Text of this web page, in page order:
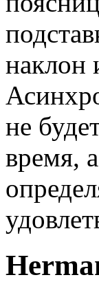
наклон
не
время,